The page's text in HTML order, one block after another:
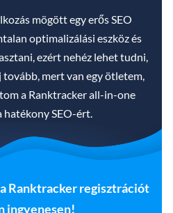
mögött egy erős SEO
optimalizálási eszköz és
ezért nehéz lehet tudni,
tovább, mert van egy ötletem,
a Ranktracker all-in-one
SEO-ért.
Ranktracker regisztrációt
ingyenesen!